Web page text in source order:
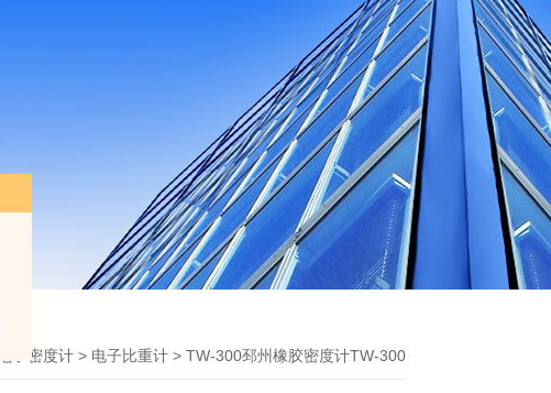
电子密度计 > 电子比重计 > TW-300邳州橡胶密度计TW-300